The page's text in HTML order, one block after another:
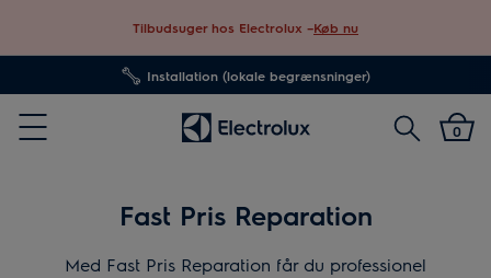
Tilbudsuger hos Electrolux –Køb nu
Installation (lokale begrænsninger)
Menu
Søg 0
Fast Pris Reparation
Med Fast Pris Reparation får du professionel